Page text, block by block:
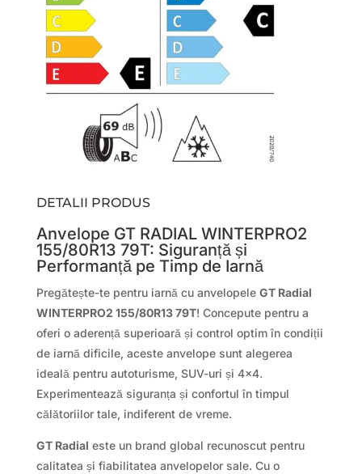
DETALII PRODUS
Anvelope GT RADIAL WINTERPRO2
155/80R13 79T: Siguranță și
Performanță pe Timp de Iarnă
Pregătește-te pentru iarnă cu anvelopele GT Radial
WINTERPRO2 155/80R13 79T! Concepute pentru a
oferi o aderență superioară și control optim în condiții
de iarnă dificile, aceste anvelope sunt alegerea
ideală pentru autoturisme, SUV-uri și 4×4.
Experimentează siguranța și confortul în timpul
călătoriilor tale, indiferent de vreme.
GT Radial este un brand global recunoscut pentru
calitatea și fiabilitatea anvelopelor sale. Cu o